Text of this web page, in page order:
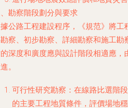
勘察階段劃分與要求
公路工程建設程序，《規范》將工
察、初步勘察、詳細勘察和施工勘
深度和廣度應與設計階段相適應，
。
可行性研究勘察 ：在線路比選階
的主要工程地質條件，評價場地